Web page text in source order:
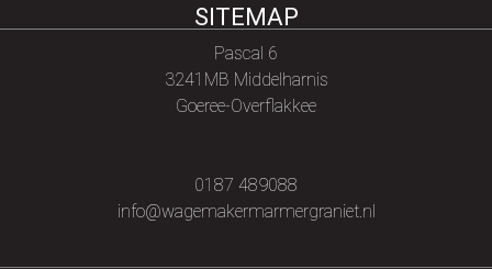
SITEMAP
Pascal 6
3241MB Middelharnis
Goeree-Overflakkee
0187 489088
info@wagemakermarmergraniet.nl